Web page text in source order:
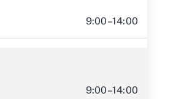
9:00–14:00
9:00–14:00